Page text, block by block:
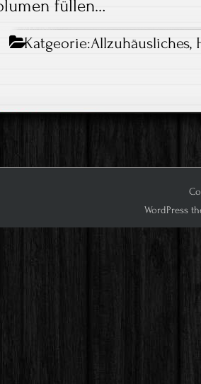
füllen…
Katgeorie:Allzuhäusliches,
WordPress